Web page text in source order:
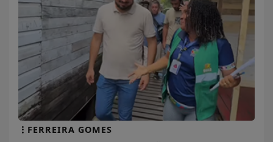
FERREIRA GOMES